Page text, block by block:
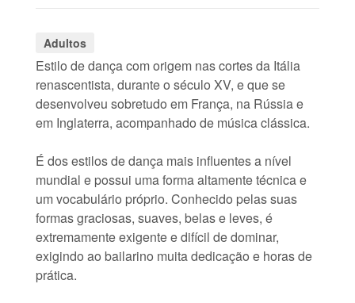
Adultos
Estilo de dança com origem nas cortes da Itália
renascentista, durante o século XV, e que se
desenvolveu sobretudo em França, na Rússia e
em Inglaterra, acompanhado de música clássica.
É dos estilos de dança mais influentes a nível
mundial e possui uma forma altamente técnica e
um vocabulário próprio. Conhecido pelas suas
formas graciosas, suaves, belas e leves, é
extremamente exigente e difícil de dominar,
exigindo ao bailarino muita dedicação e horas de
prática.